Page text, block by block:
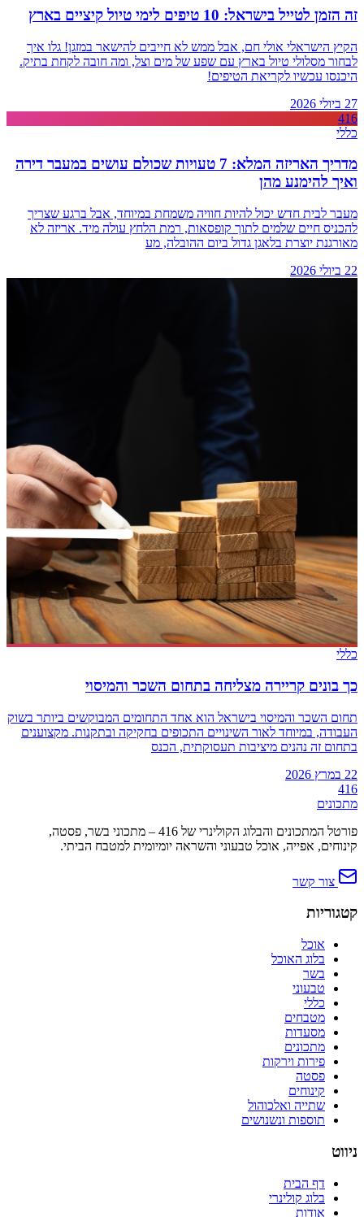
זה הזמן לטייל בישראל: 10 טיפים לימי טיול קיציים בארץ
הקיץ הישראלי אולי חם, אבל ממש לא חייבים להישאר במזגן! גלו איך
לבחור מסלולי טיול בארץ עם שפע של מים וצל, ומה חובה לקחת בתיק.
היכנסו עכשיו לקריאת הטיפים!
27 ביולי 2026
416
כללי
מדריך האריזה המלא: 7 טעויות שכולם עושים במעבר דירה
ואיך להימנע מהן
מעבר לבית חדש יכול להיות חוויה משמחת במיוחד, אבל ברגע שצריך
להכניס חיים שלמים לתוך קופסאות, רמת הלחץ עולה מיד. אריזה לא
מאורגנת יוצרת בלאגן גדול ביום ההובלה, מע
22 ביולי 2026
כללי
כך בונים קריירה מצליחה בתחום השכר והמיסוי
תחום השכר והמיסוי בישראל הוא אחד התחומים המבוקשים ביותר בשוק
העבודה, במיוחד לאור השינויים התכופים בחקיקה ובתקנות. מקצוענים
בתחום זה נהנים מיציבות תעסוקתית, הכנס
22 במרץ 2026
416
מתכונים
פורטל המתכונים והבלוג הקולינרי של 416 – מתכוני בשר, פסטה,
קינוחים, אפייה, אוכל טבעוני והשראה יומיומית למטבח הביתי.
צור קשר
קטגוריות
אוכל
בלוג האוכל
בשר
טבעוני
כללי
מטבחים
מסעדות
מתכונים
פירות וירקות
פסטה
קינוחים
שתייה ואלכוהול
תוספות ונשנושים
ניווט
דף הבית
בלוג קולינרי
אודות